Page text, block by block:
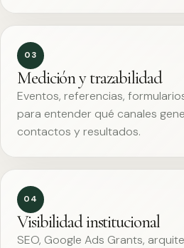
03
Medición y trazabilidad
Eventos, referencias,
para entender qué canales
contactos y resultados.
04
Visibilidad institucional
SEO, Google Ads Grants,